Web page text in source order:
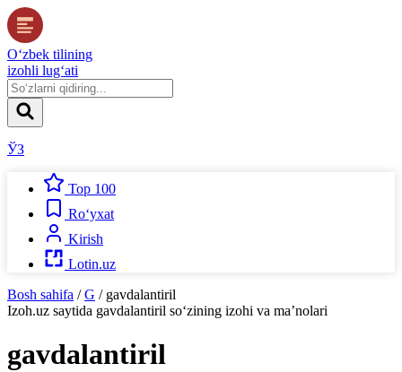
O‘zbek tilining
izohli lug‘ati
ЎЗ
Top 100
Ro‘yxat
Kirish
Lotin.uz
Bosh sahifa / G / gavdalantiril
Izoh.uz saytida gavdalantiril so‘zining izohi va ma’nolari
gavdalantiril